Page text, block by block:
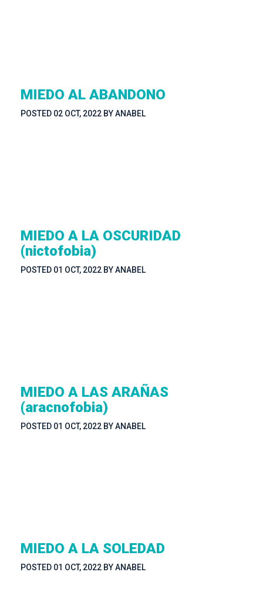
MIEDO AL ABANDONO
POSTED 02 OCT, 2022 BY ANABEL
MIEDO A LA OSCURIDAD
(nictofobia)
POSTED 01 OCT, 2022 BY ANABEL
MIEDO A LAS ARAÑAS
(aracnofobia)
POSTED 01 OCT, 2022 BY ANABEL
MIEDO A LA SOLEDAD
POSTED 01 OCT, 2022 BY ANABEL